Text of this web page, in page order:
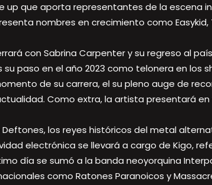
up que aporta representantes de la
nombres en crecimiento como Easykid,
con Sabrina Carpenter y su regreso al
paso en el año 2023 como telonera en los
de su carrera, el su pleno auge de
Como extra, la artista presentará en
los reyes históricos del metal
electrónica se llevará a cargo de Kigo,
día se sumó a la banda neoyorquina
como Ratones Paranoicos y